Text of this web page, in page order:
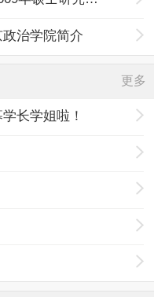
治学院简介
更多
长学姐啦！